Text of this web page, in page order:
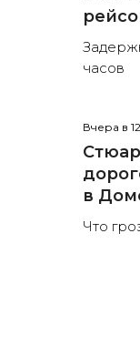
часов
Вчера в
в
Что